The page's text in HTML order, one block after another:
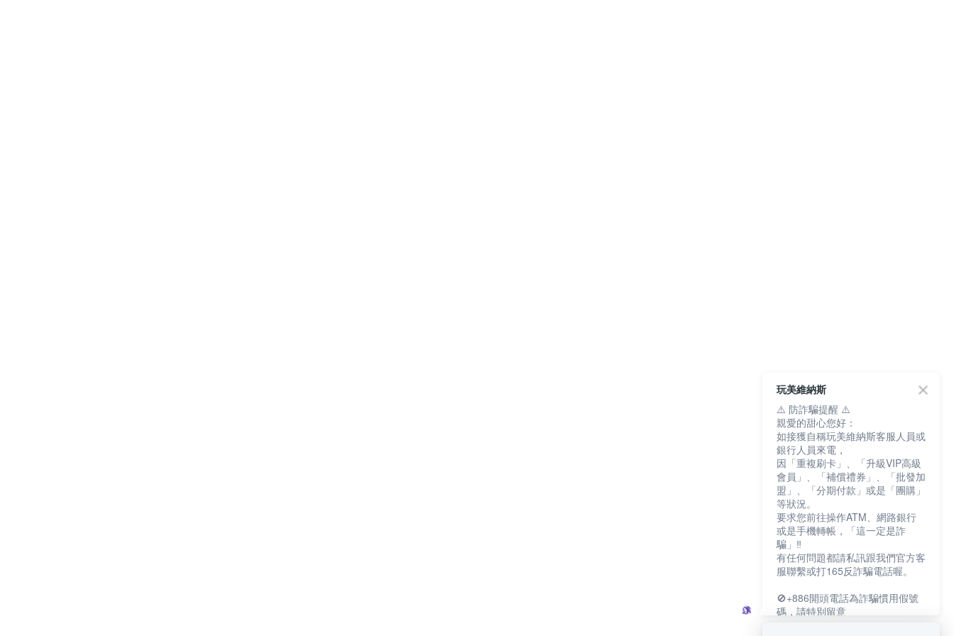
玩美維納斯
⚠️ 防詐騙提醒 ⚠️
親愛的甜心您好：
如接獲自稱玩美維納斯客服人員或
銀行人員來電，
因「重複刷卡」、「升級VIP高級
會員」、「補償禮券」、「批發加
盟」、「分期付款」或是「團購」
等狀況。
要求您前往操作ATM、網路銀行
或是手機轉帳，「這一定是詐
騙」‼️
有任何問題都請私訊跟我們官方客
服聯繫或打165反詐騙電話喔。
🚫+886開頭電話為詐騙慣用假號
碼，請特別留意